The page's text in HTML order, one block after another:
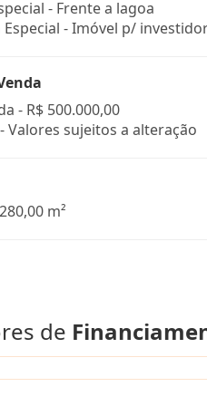
- Frente a lagoa
- Imóvel p/
- R$ 500.000,00
Valores sujeitos a alteração
m²
de